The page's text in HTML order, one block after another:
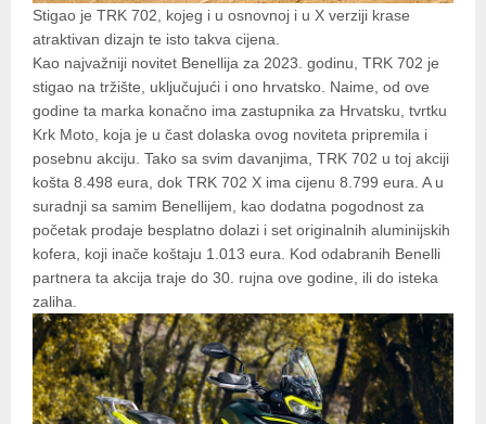
Stigao je TRK 702, kojeg i u osnovnoj i u X verziji krase
atraktivan dizajn te isto takva cijena.
Kao najvažniji novitet Benellija za 2023. godinu, TRK 702 je
stigao na tržište, uključujući i ono hrvatsko. Naime, od ove
godine ta marka konačno ima zastupnika za Hrvatsku, tvrtku
Krk Moto, koja je u čast dolaska ovog noviteta pripremila i
posebnu akciju. Tako sa svim davanjima, TRK 702 u toj akciji
košta 8.498 eura, dok TRK 702 X ima cijenu 8.799 eura. A u
suradnji sa samim Benellijem, kao dodatna pogodnost za
početak prodaje besplatno dolazi i set originalnih aluminijskih
kofera, koji inače koštaju 1.013 eura. Kod odabranih Benelli
partnera ta akcija traje do 30. rujna ove godine, ili do isteka
zaliha.